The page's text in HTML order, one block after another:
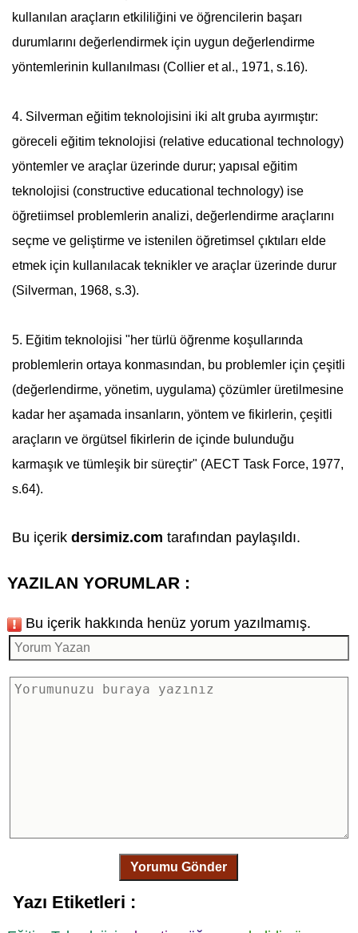
kullanılan araçların etkililiğini ve öğrencilerin başarı
durumlarını değerlendirmek için uygun değerlendirme
yöntemlerinin kullanılması (Collier et al., 1971, s.16).
4. Silverman eğitim teknolojisini iki alt gruba ayırmıştır:
göreceli eğitim teknolojisi (relative educational technology)
yöntemler ve araçlar üzerinde durur; yapısal eğitim
teknolojisi (constructive educational technology) ise
öğretiimsel problemlerin analizi, değerlendirme araçlarını
seçme ve geliştirme ve istenilen öğretimsel çıktıları elde
etmek için kullanılacak teknikler ve araçlar üzerinde durur
(Silverman, 1968, s.3).
5. Eğitim teknolojisi "her türlü öğrenmekoşullarında
problemlerin ortaya konmasından, bu problemler için çeşitli
(değerlendirme, yönetim, uygulama) çözümler üretilmesine
kadar her aşamada insanların, yöntem ve fikirlerin, çeşitli
araçların ve örgütsel fikirlerin de içinde bulunduğu
karmaşık ve tümleşik bir süreçtir" (AECT Task Force, 1977,
s.64).
Bu içerik dersimiz.com tarafından paylaşıldı.
YAZILAN YORUMLAR :
Bu içerik hakkında henüz yorum yazılmamış.
Yorumu Gönder
Yazı Etiketleri :